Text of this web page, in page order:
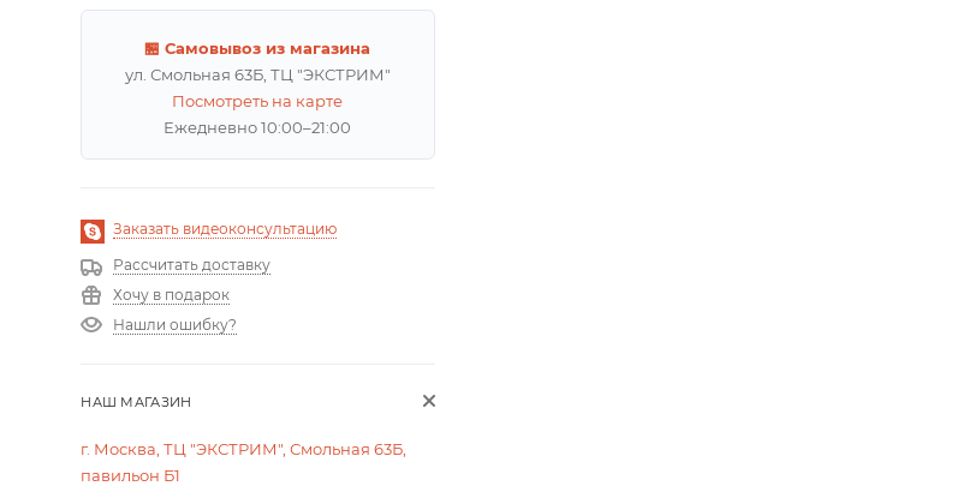
🏪 Самовывоз из магазина
ул. Смольная 63Б, ТЦ "ЭКСТРИМ"
Посмотреть на карте
Ежедневно 10:00–21:00
Заказать видеоконсультацию
Рассчитать доставку
Хочу в подарок
Нашли ошибку?
НАШ МАГАЗИН
г. Москва, ТЦ "ЭКСТРИМ", Смольная 63Б,
павильон Б1